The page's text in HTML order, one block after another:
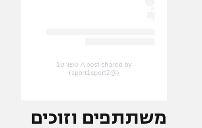
A post shared by ספורט1
(@sport1sport2)
משתתפים וזוכים